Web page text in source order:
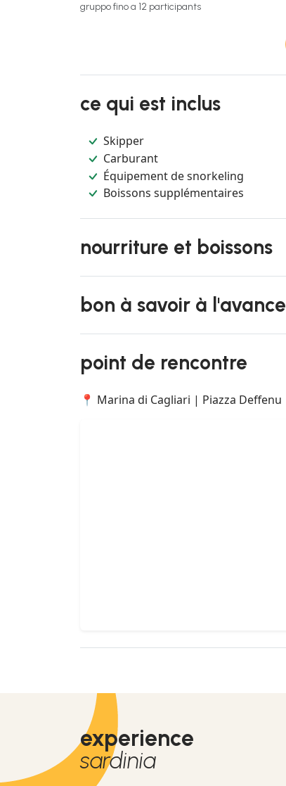
gruppo fino a 12 participants
ce qui est inclus
Skipper
Carburant
Équipement de snorkeling
Boissons supplémentaires
nourriture et boissons
bon à savoir à l'avance
point de rencontre
📍 Marina di Cagliari | Piazza Deffenu
experience
sardinia